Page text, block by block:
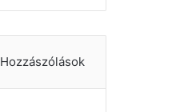
Hozzászólások